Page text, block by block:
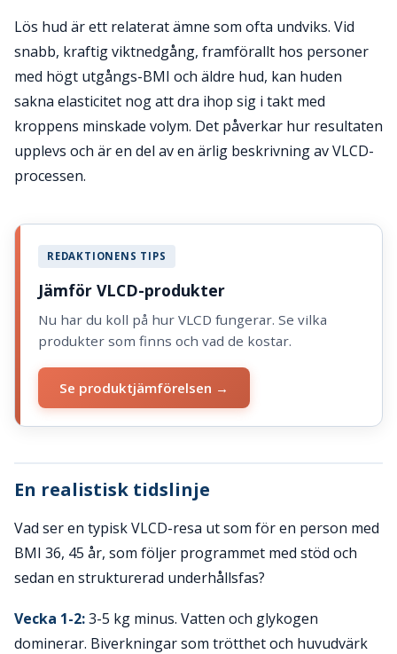
Lös hud är ett relaterat ämne som ofta undviks. Vid
snabb, kraftig viktnedgång, framförallt hos personer
med högt utgångs-BMI och äldre hud, kan huden
sakna elasticitet nog att dra ihop sig i takt med
kroppens minskade volym. Det påverkar hur resultaten
upplevs och är en del av en ärlig beskrivning av VLCD-
processen.
REDAKTIONENS TIPS
Jämför VLCD-produkter
Nu har du koll på hur VLCD fungerar. Se vilka
produkter som finns och vad de kostar.
Se produktjämförelsen →
En realistisk tidslinje
Vad ser en typisk VLCD-resa ut som för en person med
BMI 36, 45 år, som följer programmet med stöd och
sedan en strukturerad underhållsfas?
Vecka 1-2:3-5 kg minus. Vatten och glykogen
dominerar. Biverkningar som trötthet och huvudvärk